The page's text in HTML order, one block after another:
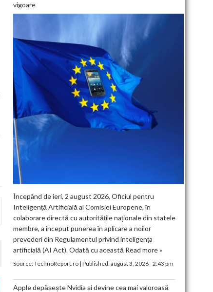
vigoare
Începând de ieri, 2 august 2026, Oficiul pentru
Inteligență Artificială al Comisiei Europene, în
colaborare directă cu autoritățile naționale din statele
membre, a început punerea în aplicare a noilor
prevederi din Regulamentul privind inteligența
artificială (AI Act). Odată cu această Read more »
Source:TechnoReport.ro| Published:august 3, 2026 - 2:43 pm
Apple depășește Nvidia și devine cea mai valoroasă